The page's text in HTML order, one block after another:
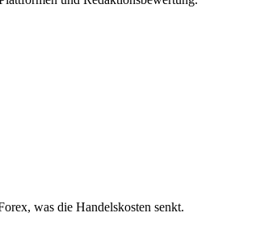
was die Handelskosten senkt.